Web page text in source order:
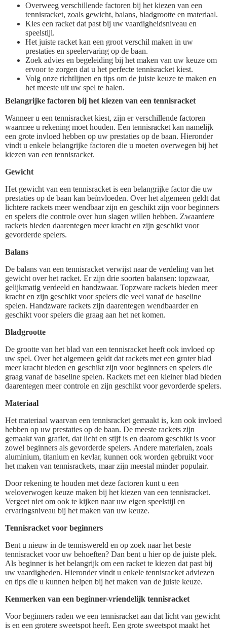
Overweeg verschillende factoren bij het kiezen van een
tennisracket, zoals gewicht, balans, bladgrootte en materiaal.
Kies een racket dat past bij uw vaardigheidsniveau en
speelstijl.
Het juiste racket kan een groot verschil maken in uw
prestaties en speelervaring op de baan.
Zoek advies en begeleiding bij het maken van uw keuze om
ervoor te zorgen dat u het perfecte tennisracket kiest.
Volg onze richtlijnen en tips om de juiste keuze te maken en
het meeste uit uw spel te halen.
Belangrijke factoren bij het kiezen van een tennisracket
Wanneer u een tennisracket kiest, zijn er verschillende factoren
waarmee u rekening moet houden. Een tennisracket kan namelijk
een grote invloed hebben op uw prestaties op de baan. Hieronder
vindt u enkele belangrijke factoren die u moeten overwegen bij het
kiezen van een tennisracket.
Gewicht
Het gewicht van een tennisracket is een belangrijke factor die uw
prestaties op de baan kan beïnvloeden. Over het algemeen geldt dat
lichtere rackets meer wendbaar zijn en geschikt zijn voor beginners
en spelers die controle over hun slagen willen hebben. Zwaardere
rackets bieden daarentegen meer kracht en zijn geschikt voor
gevorderde spelers.
Balans
De balans van een tennisracket verwijst naar de verdeling van het
gewicht over het racket. Er zijn drie soorten balansen: topzwaar,
gelijkmatig verdeeld en handzwaar. Topzware rackets bieden meer
kracht en zijn geschikt voor spelers die veel vanaf de baseline
spelen. Handzware rackets zijn daarentegen wendbaarder en
geschikt voor spelers die graag aan het net komen.
Bladgrootte
De grootte van het blad van een tennisracket heeft ook invloed op
uw spel. Over het algemeen geldt dat rackets met een groter blad
meer kracht bieden en geschikt zijn voor beginners en spelers die
graag vanaf de baseline spelen. Rackets met een kleiner blad bieden
daarentegen meer controle en zijn geschikt voor gevorderde spelers.
Materiaal
Het materiaal waarvan een tennisracket gemaakt is, kan ook invloed
hebben op uw prestaties op de baan. De meeste rackets zijn
gemaakt van grafiet, dat licht en stijf is en daarom geschikt is voor
zowel beginners als gevorderde spelers. Andere materialen, zoals
aluminium, titanium en kevlar, kunnen ook worden gebruikt voor
het maken van tennisrackets, maar zijn meestal minder populair.
Door rekening te houden met deze factoren kunt u een
weloverwogen keuze maken bij het kiezen van een tennisracket.
Vergeet niet om ook te kijken naar uw eigen speelstijl en
ervaringsniveau bij het maken van uw keuze.
Tennisracket voor beginners
Bent u nieuw in de tenniswereld en op zoek naar het beste
tennisracket voor uw behoeften? Dan bent u hier op de juiste plek.
Als beginner is het belangrijk om een racket te kiezen dat past bij
uw vaardigheden. Hieronder vindt u enkele tennisracket adviezen
en tips die u kunnen helpen bij het maken van de juiste keuze.
Kenmerken van een beginner-vriendelijk tennisracket
Voor beginners raden we een tennisracket aan dat licht van gewicht
is en een grotere sweetspot heeft. Een grote sweetspot maakt het